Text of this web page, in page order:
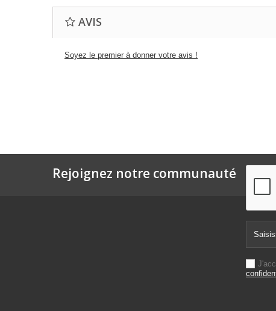
AVIS
Soyez le premier à donner votre avis !
Rejoignez notre communauté